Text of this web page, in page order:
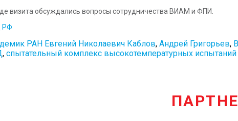
визита обсуждались вопросы сотрудничества ВИАМ и ФПИ.
РФ
РАН Евгений Николаевич Каблов, Андрей Григорьев,
, спытательный комплекс высокотемпературных